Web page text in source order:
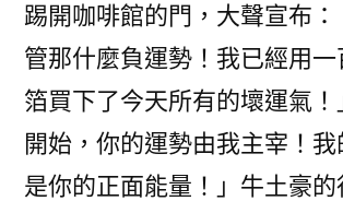
踢開咖啡館的門，大聲宣布：
管那什麼負運勢！我已經用
箔買下了今天所有的壞運氣
開始，你的運勢由我主宰！
是你的正面能量！」牛土豪